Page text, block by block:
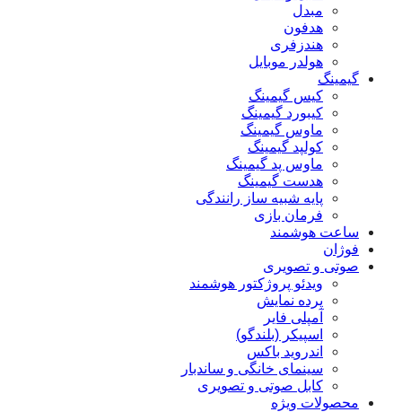
مبدل
هدفون
هندزفری
هولدر موبایل
گیمینگ
کیس گیمینگ
کیبورد گیمینگ
ماوس گیمینگ
کولپد گیمینگ
ماوس پد گیمینگ
هدست گیمینگ
پایه شبیه ساز رانندگی
فرمان بازی
ساعت هوشمند
فوژان
صوتی و تصویری
ویدئو پروژکتور هوشمند
پرده نمایش
آمپلی فایر
اسپیکر (بلندگو)
اندروید باکس
سینمای خانگی و ساندبار
کابل صوتی و تصویری
محصولات ویژه